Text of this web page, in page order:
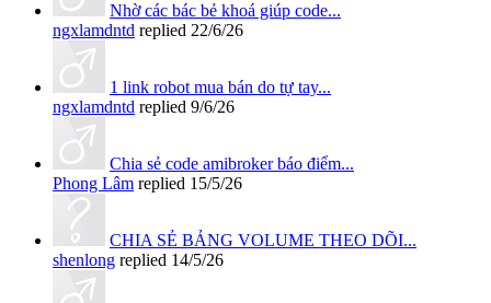
Nhờ các bác bẻ khoá giúp code...
ngxlamdntd replied 22/6/26
1 link robot mua bán do tự tay...
ngxlamdntd replied 9/6/26
Chia sẻ code amibroker báo điểm...
Phong Lâm replied 15/5/26
CHIA SẺ BẢNG VOLUME THEO DÕI...
shenlong replied 14/5/26